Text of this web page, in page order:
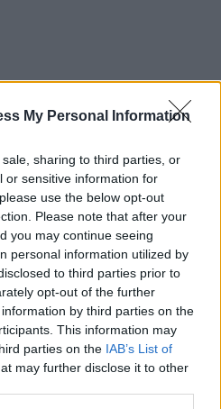
My Personal Information
sharing to third parties, or
or sensitive information for
use the below opt-out
Please note that after your
you may continue seeing
personal information utilized by
to third parties prior to
opt-out of the further
by third parties on the
This information may
parties on the IAB’s List of
may further disclose it to other
σύσκεψη με την ομάδα
πολιτικής στον
να εξεταστούν τα
μέτωπο. Σύμφωνα με
αξιολογηθεί τόσο το
όσο και η νέα
μέσω των μεσολαβητών.
αφήσει να εννοηθεί ότι